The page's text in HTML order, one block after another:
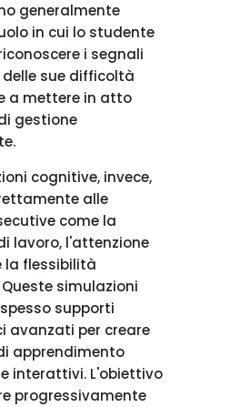
generalmente
in cui lo studente
i segnali
sue difficoltà
a mettere in atto
gestione
cognitive, invece,
alle
come la
lavoro, l'attenzione
la flessibilità
simulazioni
supporti
avanzati per creare
apprendimento
interattivi. L'obiettivo
progressivamente